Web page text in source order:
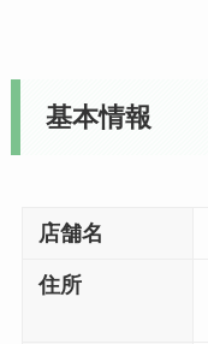
基本情報
店舗名
住所